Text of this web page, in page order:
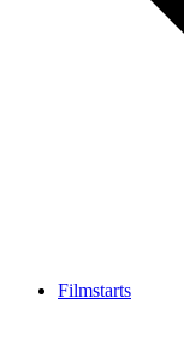
Filmstarts